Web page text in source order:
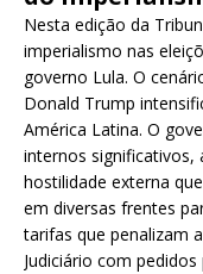
Nesta edição da
imperialismo nas
governo Lula. O
Donald Trump
América Latina. O
internos significativos,
hostilidade externa
em diversas frentes
tarifas que penalizam
Judiciário com